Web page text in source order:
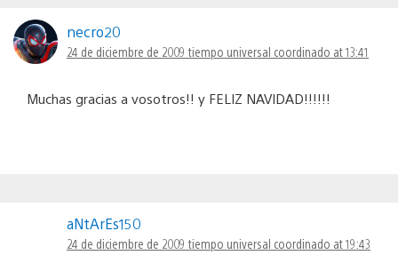
necro20
24 de diciembre de 2009 tiempo universal coordinado at 13:41
Muchas gracias a vosotros!! y FELIZ NAVIDAD!!!!!!
aNtArEs150
24 de diciembre de 2009 tiempo universal coordinado at 19:43